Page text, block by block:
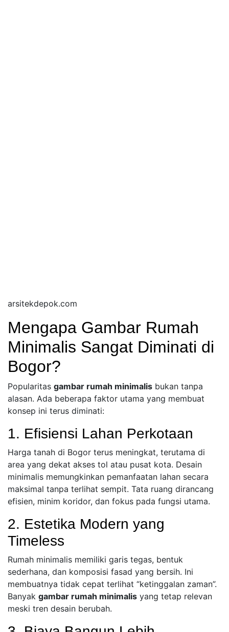
arsitekdepok.com
Mengapa Gambar Rumah
Minimalis Sangat Diminati di
Bogor?
Popularitas gambar rumah minimalis bukan tanpa
alasan. Ada beberapa faktor utama yang membuat
konsep ini terus diminati:
1. Efisiensi Lahan Perkotaan
Harga tanah di Bogor terus meningkat, terutama di
area yang dekat akses tol atau pusat kota. Desain
minimalis memungkinkan pemanfaatan lahan secara
maksimal tanpa terlihat sempit. Tata ruang dirancang
efisien, minim koridor, dan fokus pada fungsi utama.
2. Estetika Modern yang
Timeless
Rumah minimalis memiliki garis tegas, bentuk
sederhana, dan komposisi fasad yang bersih. Ini
membuatnya tidak cepat terlihat “ketinggalan zaman”.
Banyak gambar rumah minimalis yang tetap relevan
meski tren desain berubah.